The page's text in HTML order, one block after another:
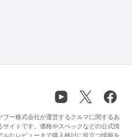
ー株式会社が運営するクルマに関するあ
サイトです。価格やスペックなどの公式情
なレビューまで購入検討に役立つ情報を